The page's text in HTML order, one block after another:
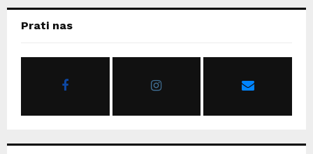
hPrati nas